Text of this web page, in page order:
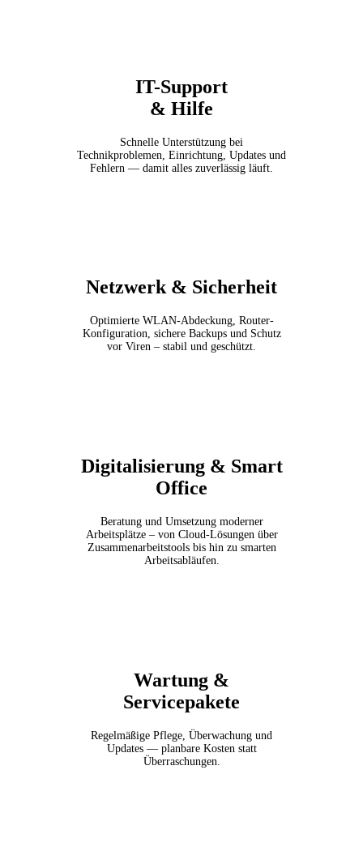
IT-Support
& Hilfe
Schnelle Unterstützung bei
Technikproblemen, Einrichtung, Updates und
Fehlern — damit alles zuverlässig läuft.
Netzwerk & Sicherheit
Optimierte WLAN-Abdeckung, Router-
Konfiguration, sichere Backups und Schutz
vor Viren – stabil und geschützt.
Digitalisierung & Smart
Office
Beratung und Umsetzung moderner
Arbeitsplätze – von Cloud-Lösungen über
Zusammenarbeitstools bis hin zu smarten
Arbeitsabläufen.
Wartung &
Servicepakete
Regelmäßige Pflege, Überwachung und
Updates — planbare Kosten statt
Überraschungen.